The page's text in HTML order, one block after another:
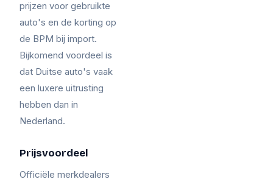
prijzen voor gebruikte
auto's en de korting op
de BPM bij import.
Bijkomend voordeel is
dat Duitse auto's vaak
een luxere uitrusting
hebben dan in
Nederland.
Prijsvoordeel
Officiële merkdealers